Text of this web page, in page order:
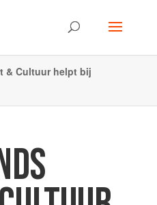
& Cultuur helpt bij